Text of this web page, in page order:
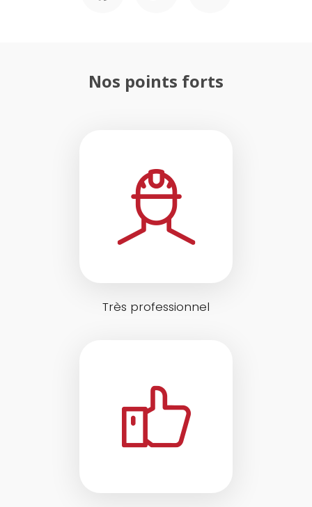
Nos points forts
Très professionnel